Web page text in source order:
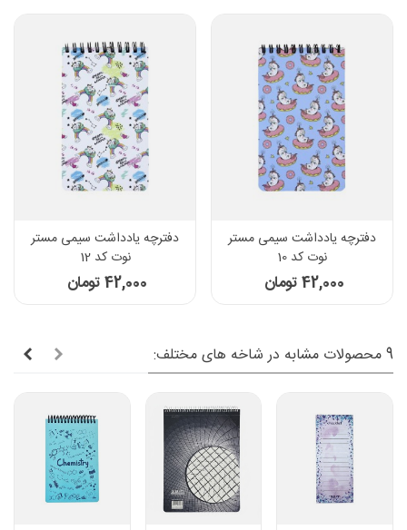
دفترچه یادداشت سیمی مستر
نوت کد 10
42,000 تومان
دفترچه یادداشت سیمی مستر
نوت کد 12
42,000 تومان
9 محصولات مشابه در شاخه های مختلف: